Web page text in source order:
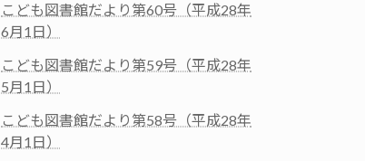
こども図書館だより第60号（平成28年
6月1日）
こども図書館だより第59号（平成28年
5月1日）
こども図書館だより第58号（平成28年
4月1日）